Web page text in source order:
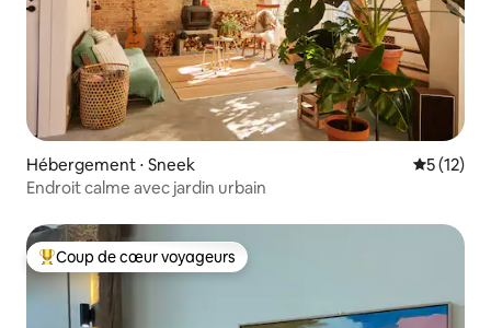
Hébergement ⋅ Sneek
5 (12)
Endroit calme avec jardin urbain
Coups de cœur voyageurs les plus appréciés
Coup de cœur voyageurs